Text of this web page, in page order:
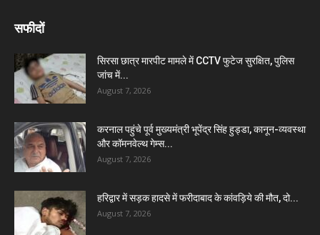
सफीदों
सिरसा छात्र मारपीट मामले में CCTV फुटेज सुरक्षित, पुलिस
जांच में...
August 7, 2026
करनाल पहुंचे पूर्व मुख्यमंत्री भूपेंद्र सिंह हुड्डा, कानून-व्यवस्था
और कॉमनवेल्थ गेम्स...
August 7, 2026
हरिद्वार में सड़क हादसे में फरीदाबाद के कांवड़िये की मौत, दो...
August 7, 2026